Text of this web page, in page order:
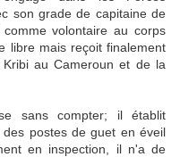
son grade de capitaine de
volontaire au corps
libre mais reçoit finalement
au Cameroun et de la
sans compter; il établit
postes de guet en éveil
en inspection, il n'a de